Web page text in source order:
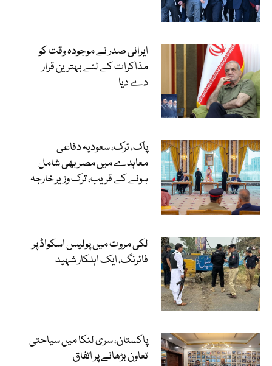
ایرانی صدر نے موجودہ وقت کو
مذاکرات کے لئے بہترین قرار
دے دیا
پاک، ترک، سعودیہ دفاعی
معاہدے میں مصر بھی شامل
ہونے کے قریب، ترک وزیر خارجہ
لکی مروت میں پولیس اسکواڈ پر
فائرنگ، ایک اہلکار شہید
پاکستان، سری لنکا میں سیاحتی
تعاون بڑھانے پر اتفاق